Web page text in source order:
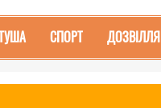
СПОРТ ДОЗВІЛЛЯ